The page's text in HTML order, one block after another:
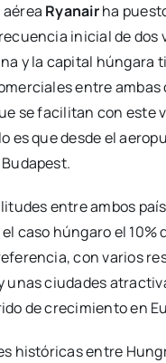
Rya­nairha
ini­cial de dos
y la capi­tal
entre
se faci­li­tan con este
es que des­de el
entre ambos
caso hún­ga­ro el
con varios
unas ciu­da­des
de cre­ci­mien­to en
his­tó­ri­cas entre